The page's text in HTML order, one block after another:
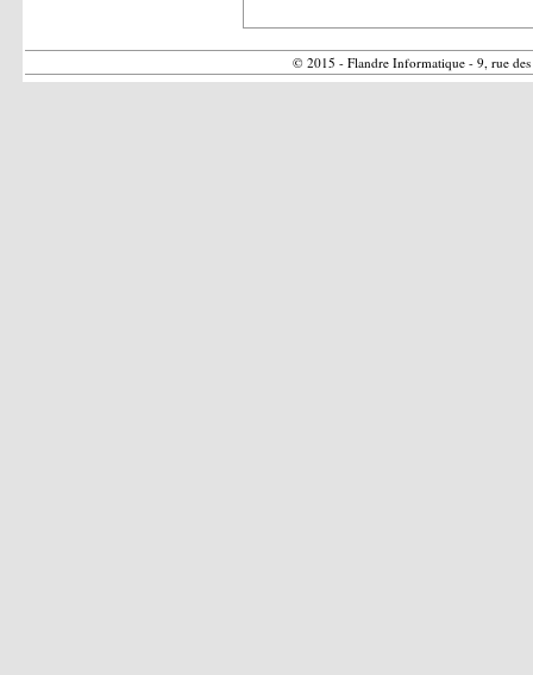
© 2015 - Flandre Informatique - 9, rue